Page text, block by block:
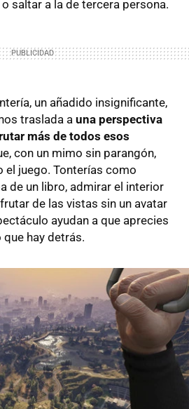
saltar a la de tercera persona.
un añadido insignificante,
traslada a una perspectiva
más de todos esos
con un mimo sin parangón,
el juego. Tonterías como
de un libro, admirar el interior
de las vistas sin un avatar
ayudan a que aprecies
hay detrás.